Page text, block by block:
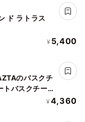
ド ラトラス
¥ 5,400
のバスクチ
トバスクチーズ
元2026
¥ 4,360